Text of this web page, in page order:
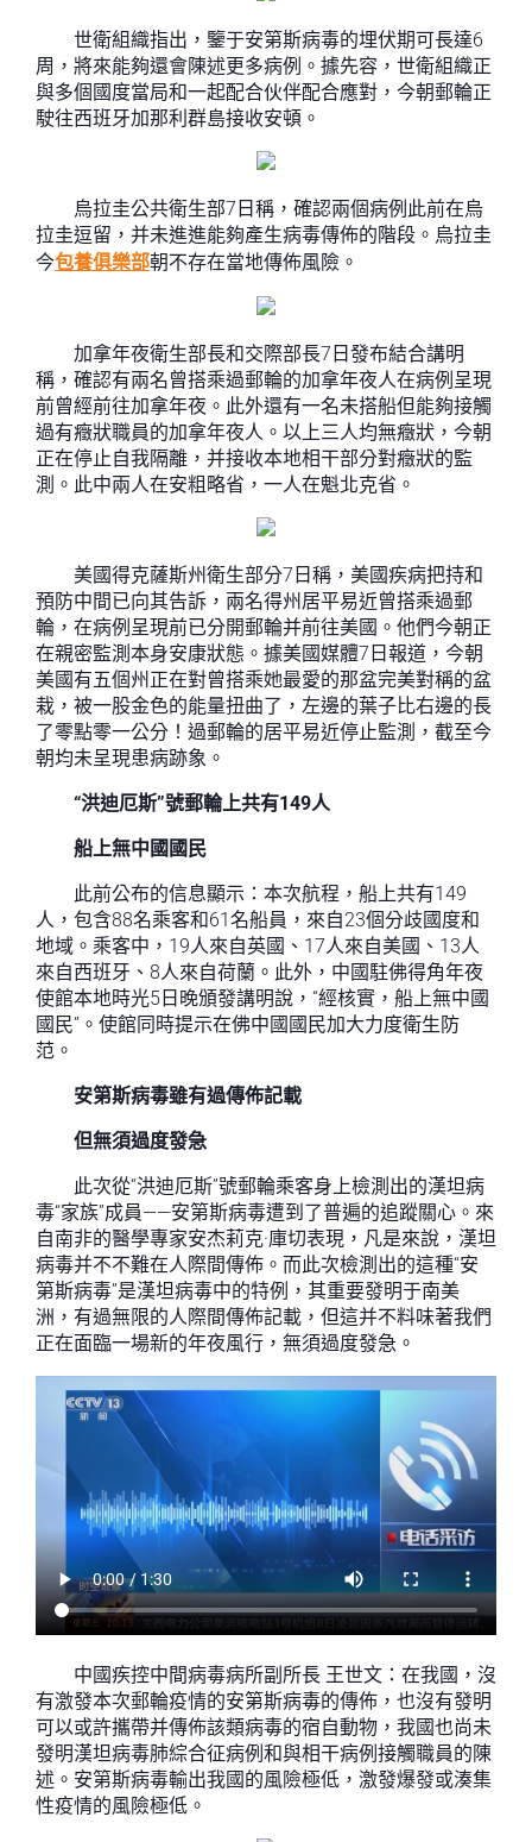
世衛組織指出，鑒于安第斯病毒的埋伏期可長達6
周，將來能夠還會陳述更多病例。據先容，世衛組織正
與多個國度當局和一起配合伙伴配合應對，今朝郵輪正
駛往西班牙加那利群島接收安頓。
烏拉圭公共衛生部7日稱，確認兩個病例此前在烏
拉圭逗留，并未進進能夠產生病毒傳佈的階段。烏拉圭
今包養俱樂部朝不存在當地傳佈風險。
加拿年夜衛生部長和交際部長7日發布結合講明
稱，確認有兩名曾搭乘過郵輪的加拿年夜人在病例呈現
前曾經前往加拿年夜。此外還有一名未搭船但能夠接觸
過有癥狀職員的加拿年夜人。以上三人均無癥狀，今朝
正在停止自我隔離，并接收本地相干部分對癥狀的監
測。此中兩人在安粗略省，一人在魁北克省。
美國得克薩斯州衛生部分7日稱，美國疾病把持和
預防中間已向其告訴，兩名得州居平易近曾搭乘過郵
輪，在病例呈現前已分開郵輪并前往美國。他們今朝正
在親密監測本身安康狀態。據美國媒體7日報道，今朝
美國有五個州正在對曾搭乘她最愛的那盆完美對稱的盆
栽，被一股金色的能量扭曲了，左邊的葉子比右邊的長
了零點零一公分！過郵輪的居平易近停止監測，截至今
朝均未呈現患病跡象。
“洪迪厄斯”號郵輪上共有149人
船上無中國國民
此前公布的信息顯示：本次航程，船上共有149
人，包含88名乘客和61名船員，來自23個分歧國度和
地域。乘客中，19人來自英國、17人來自美國、13人
來自西班牙、8人來自荷蘭。此外，中國駐佛得角年夜
使館本地時光5日晚頒發講明說，“經核實，船上無中國
國民”。使館同時提示在佛中國國民加大力度衛生防
范。
安第斯病毒雖有過傳佈記載
但無須過度發急
此次從“洪迪厄斯”號郵輪乘客身上檢測出的漢坦病
毒“家族”成員——安第斯病毒遭到了普遍的追蹤關心。來
自南非的醫學專家安杰莉克·庫切表現，凡是來說，漢坦
病毒并不不難在人際間傳佈。而此次檢測出的這種“安
第斯病毒”是漢坦病毒中的特例，其重要發明于南美
洲，有過無限的人際間傳佈記載，但這并不料味著我們
正在面臨一場新的年夜風行，無須過度發急。
中國疾控中間病毒病所副所長 王世文：在我國，沒
有激發本次郵輪疫情的安第斯病毒的傳佈，也沒有發明
可以或許攜帶并傳佈該類病毒的宿自動物，我國也尚未
發明漢坦病毒肺綜合征病例和與相干病例接觸職員的陳
述。安第斯病毒輸出我國的風險極低，激發爆發或湊集
性疫情的風險極低。